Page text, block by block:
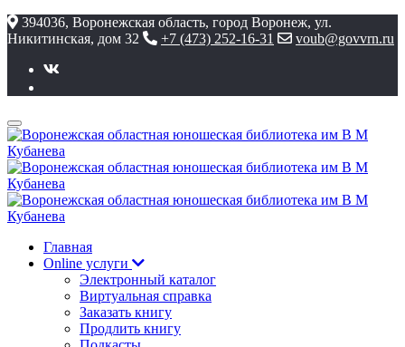
394036, Воронежская область, город Воронеж, ул.
Никитинская, дом 32
+7 (473) 252-16-31 voub@govvrn.ru
Главная
Online услуги
Электронный каталог
Виртуальная справка
Заказать книгу
Продлить книгу